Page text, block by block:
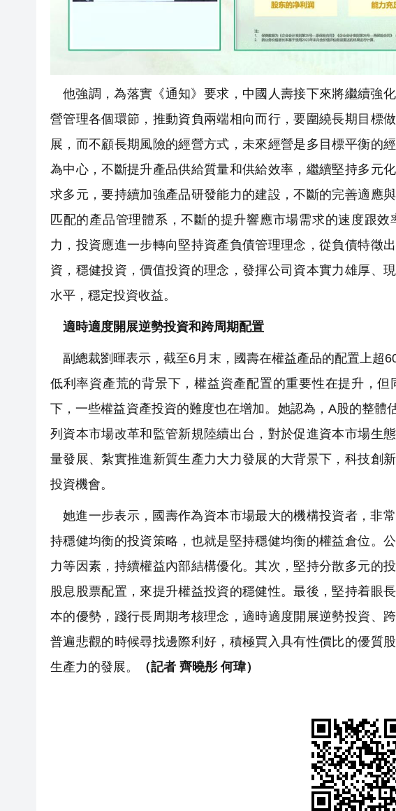
他強調，為落實《通知》要求，中國人壽接下來將繼續強
營管理各個環節，推動資負兩端相向而行，要圍繞長期目標
展，而不顧長期風險的經營方式，未來經營是多目標平衡的
為中心，不斷提升產品供給質量和供給效率，繼續堅持多元
求多元，要持續加強產品研發能力的建設，不斷的完善適應
匹配的產品管理體系，不斷的提升響應市場需求的速度跟
力，投資應進一步轉向堅持資產負債管理理念，從負債特徵
資，穩健投資，價值投資的理念，發揮公司資本實力雄厚、
水平，穩定投資收益。
適時適度開展逆勢投資和跨周期配置
副總裁劉暉表示，截至6月末，國壽在權益產品的配置上超
低利率資產荒的背景下，權益資產配置的重要性在提升，
下，一些權益資產投資的難度也在增加。她認為，A股的整體
列資本市場改革和監管新規陸續出台，對於促進資本市場生
量發展、紮實推進新質生產力大力發展的大背景下，科技創
投資機會。
她進一步表示，國壽作為資本市場最大的機構投資者，非
持穩健均衡的投資策略，也就是堅持穩健均衡的權益倉位。
力等因素，持續權益內部結構優化。其次，堅持分散多元的
股息股票配置，來提升權益投資的穩健性。最後，堅持着眼
本的優勢，踐行長周期考核理念，適時適度開展逆勢投資、
普遍悲觀的時候尋找邊際利好，積極買入具有性價比的優質
生產力的發展。
（記者 齊曉彤 何瑋）